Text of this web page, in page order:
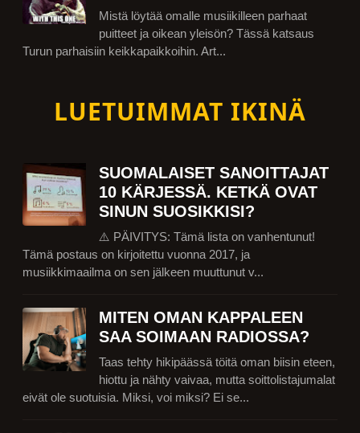
Mistä löytää omalle musiikilleen parhaat
puitteet ja oikean yleisön? Tässä katsaus
Turun parhaisiin keikkapaikkoihin. Art...
LUETUIMMAT IKINÄ
SUOMALAISET SANOITTAJAT
10 KÄRJESSÄ. KETKÄ OVAT
SINUN SUOSIKKISI?
⚠️ PÄIVITYS: Tämä lista on vanhentunut!
Tämä postaus on kirjoitettu vuonna 2017, ja
musiikkimaailma on sen jälkeen muuttunut v...
MITEN OMAN KAPPALEEN
SAA SOIMAAN RADIOSSA?
Taas tehty hikipäässä töitä oman biisin eteen,
hiottu ja nähty vaivaa, mutta soittolistajumalat
eivät ole suotuisia. Miksi, voi miksi? Ei se...